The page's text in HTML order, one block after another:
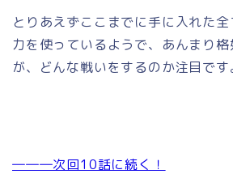
とりあえずここまでに手に入れた
力を使っているようで、あんまり
が、どんな戦いをするのか注目です
―――次回10話に続く！